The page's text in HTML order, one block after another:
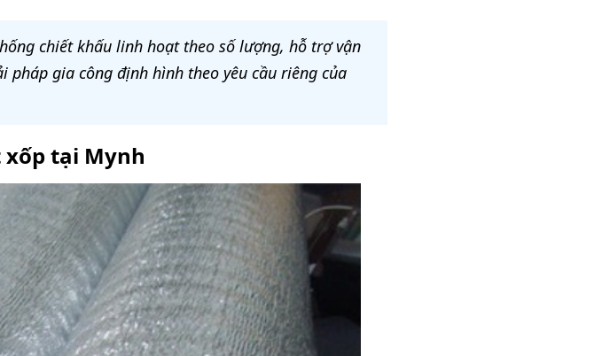
chiết khấu linh hoạt theo số lượng, hỗ trợ vận
pháp gia công định hình theo yêu cầu riêng của
tại Mynh